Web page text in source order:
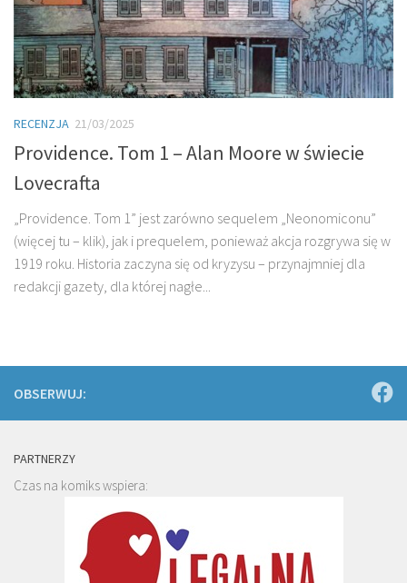
RECENZJA 21/03/2025
Providence. Tom 1 – Alan Moore w świecie
Lovecrafta
„Providence. Tom 1” jest zarówno sequelem „Neonomiconu”
(więcej tu – klik), jak i prequelem, ponieważ akcja rozgrywa się w
1919 roku. Historia zaczyna się od kryzysu – przynajmniej dla
redakcji gazety, dla której nagłe...
OBSERWUJ:
PARTNERZY
Czas na komiks wspiera: